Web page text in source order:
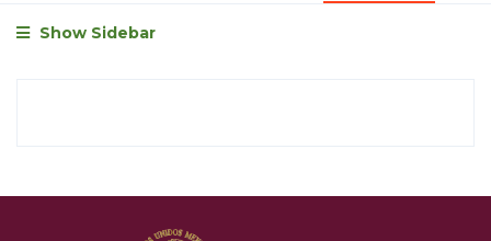
Show Sidebar